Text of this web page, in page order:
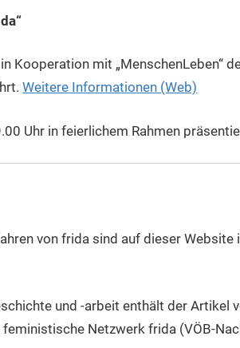
Kooperation mit „MenschenLeben“
Weitere Informationen (Web)
Uhr in feierlichem Rahmen
von frida sind auf dieser Website
und -arbeit enthält der Artikel
Netzwerk frida (VÖB-